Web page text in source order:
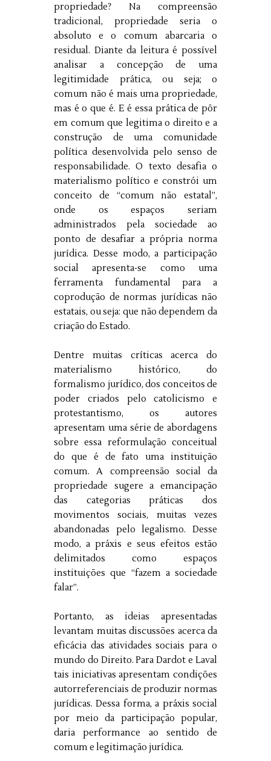
propriedade? Na compreensão
tradicional, propriedade seria o
absoluto e o comum abarcaria o
residual. Diante da leitura é possível
analisar a concepção de uma
legitimidade prática, ou seja; o
comum não é mais uma propriedade,
mas é o que é. E é essa prática de pôr
em comum que legitima o direito e a
construção de uma comunidade
política desenvolvida pelo senso de
responsabilidade. O texto desafia o
materialismo político e constrói um
conceito de “comum não estatal”,
onde os espaços seriam
administrados pela sociedade ao
ponto de desafiar a própria norma
jurídica. Desse modo, a participação
social apresenta-se como uma
ferramenta fundamental para a
coprodução de normas jurídicas não
estatais, ou seja: que não dependem da
criação do Estado.
Dentre muitas críticas acerca do
materialismo histórico, do
formalismo jurídico, dos conceitos de
poder criados pelo catolicismo e
protestantismo, os autores
apresentam uma série de abordagens
sobre essa reformulação conceitual
do que é de fato uma instituição
comum. A compreensão social da
propriedade sugere a emancipação
das categorias práticas dos
movimentos sociais, muitas vezes
abandonadas pelo legalismo. Desse
modo, a práxis e seus efeitos estão
delimitados como espaços
instituições que “fazem a sociedade
falar”.
Portanto, as ideias apresentadas
levantam muitas discussões acerca da
eficácia das atividades sociais para o
mundo do Direito. Para Dardot e Laval
tais iniciativas apresentam condições
autorreferenciais de produzir normas
jurídicas. Dessa forma, a práxis social
por meio da participação popular,
daria performance ao sentido de
comum e legitimação jurídica.